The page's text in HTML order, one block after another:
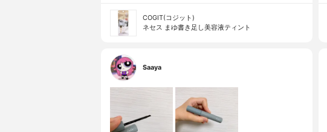
COGIT(コジット)
ネセス まゆ書き足し美容液ティント
Saaya